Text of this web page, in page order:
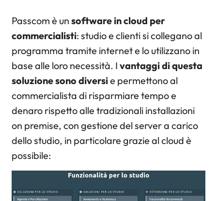
Passcom è un software in cloud per
commercialisti: studio e clienti si collegano al
programma tramite internet e lo utilizzano in
base alle loro necessità. I vantaggi di questa
soluzione sono diversie permettono al
commercialista di risparmiare tempo e
denaro rispetto alle tradizionali installazioni
on premise, con gestione del server a carico
dello studio, in particolare grazie al cloud è
possibile: